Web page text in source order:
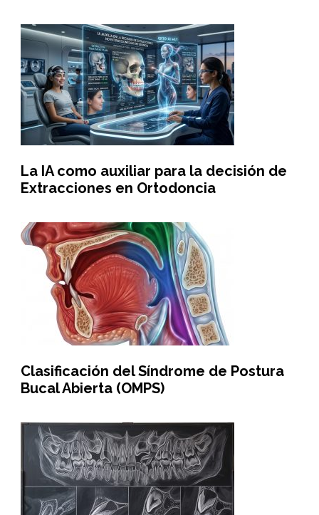
La IA como auxiliar para la decisión de
Extracciones en Ortodoncia
Clasificación del Síndrome de Postura
Bucal Abierta (OMPS)